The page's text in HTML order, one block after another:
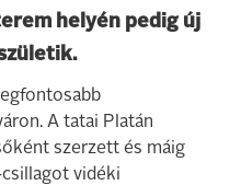
helyén pedig új
A tatai Platán
szerzett és máig
vidéki